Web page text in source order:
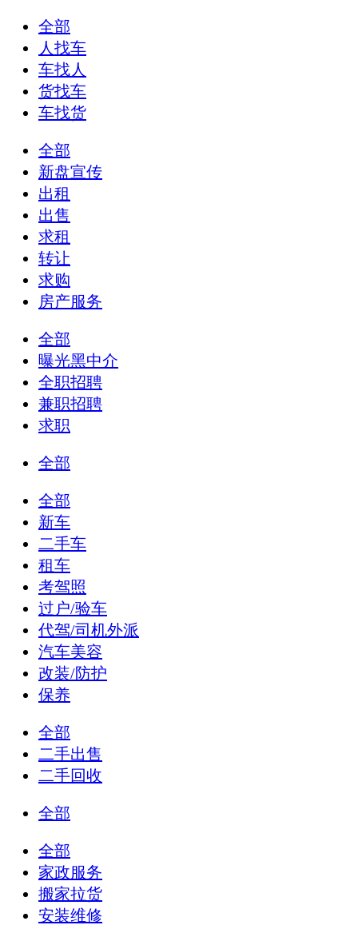
全部
人找车
车找人
货找车
车找货
全部
新盘宣传
出租
出售
求租
转让
求购
房产服务
全部
曝光黑中介
全职招聘
兼职招聘
求职
全部
全部
新车
二手车
租车
考驾照
过户/验车
代驾/司机外派
汽车美容
改装/防护
保养
全部
二手出售
二手回收
全部
全部
家政服务
搬家拉货
安装维修